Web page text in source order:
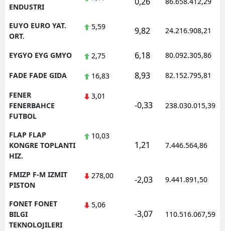
ENDUSTRI
EUYO EURO YAT.
ORT.
5,59 9,82 24.216.908,21
EYGYO EYG GMYO 2,75 6,18 80.092.305,86
FADE FADE GIDA 16,83 8,93 82.152.795,81
FENER
FENERBAHCE
FUTBOL
3,01
-0,33 238.030.015,39
FLAP FLAP
KONGRE TOPLANTI
HIZ.
10,03
1,21 7.446.564,86
FMIZP F-M IZMIT
PISTON
278,00 -2,03 9.441.891,50
FONET FONET
BILGI
TEKNOLOJILERI
5,06
-3,07 110.516.067,59